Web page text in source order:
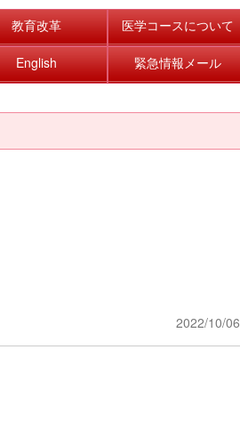
教育改革 医学コースについて
English 緊急情報メール
2022/10/06